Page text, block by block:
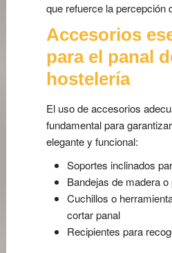
que refuerce la percepción
Accesorios
para el panal
hostelería
El uso de accesorios
fundamental para
elegante y funcional:
Soportes inclinados
Bandejas de madera o
Cuchillos o
cortar panal
Recipientes para